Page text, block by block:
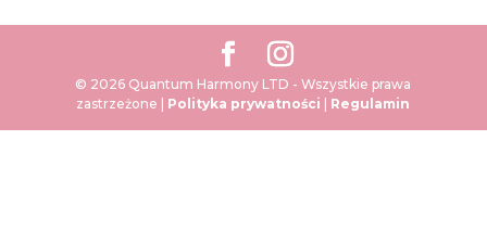
© 2026 Quantum Harmony LTD - Wszystkie prawa
zastrzeżone | Polityka prywatności Regulamin